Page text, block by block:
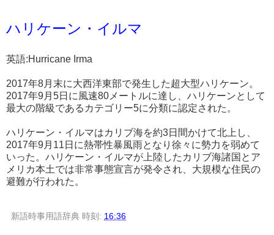
ハリケーン・イルマ
英語:Hurricane Irma
2017年8月末に大西洋東部で発生した超大型ハリケーン。
2017年9月5日に風速80メートルに達し、ハリケーンとして
最大の階級であるカテゴリー5に分類に認定された。
ハリケーン・イルマはカリブ海を約3日間かけて北上し、
2017年9月11日に熱帯性暴風雨となり徐々に勢力を弱めて
いった。ハリケーン・イルマが上陸したカリブ海諸国とア
メリカ本土では非常事態宣言が発令され、大規模な住民の
避難が行われた。
新語時事用語辞典 時刻: 16:36